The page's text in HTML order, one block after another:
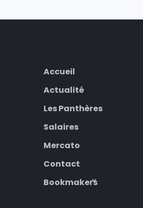
Accueil
Actualité
Les Panthères
Salaires
Mercato
Contact
Bookmakers